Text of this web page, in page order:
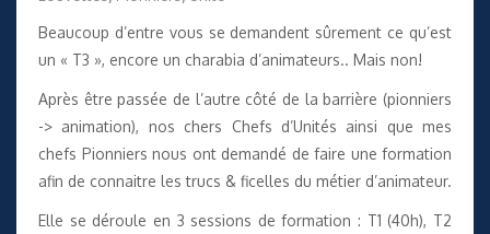
Beaucoup d’entre vous se demandent sûrement ce qu’est
un « T3 », encore un charabia d’animateurs.. Mais non!
Après être passée de l’autre côté de la barrière (pionniers
-> animation), nos chers Chefs d’Unités ainsi que mes
chefs Pionniers nous ont demandé de faire une formation
afin de connaitre les trucs & ficelles du métier d’animateur.
Elle se déroule en 3 sessions de formation : T1 (40h), T2